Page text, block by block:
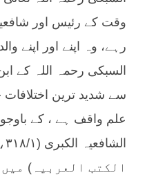
وقت کے رئیس اور
رہے، وہ اپنے اور اپنے
السبکی رحمہ اللہ کے
سے شدید ترین
علم واقف ہے ، کے
الکتب العربیہ)